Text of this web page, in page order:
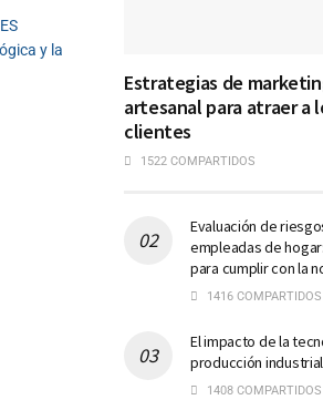
y la
Estrategias de
artesanal para atraer a
clientes
1522 COMPARTIDOS
Evaluación de
empleadas de
para cumplir con la
1416 COMPARTIDOS
El impacto de la
producción industrial
1408 COMPARTIDOS